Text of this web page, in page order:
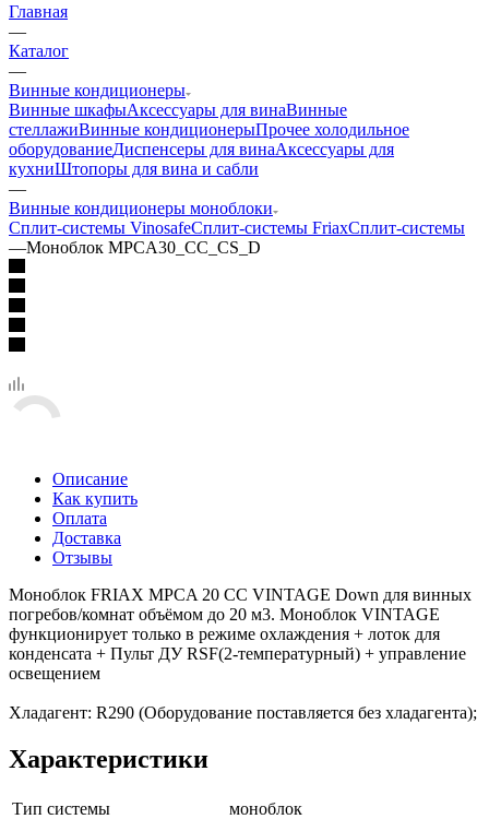
Главная
—
Каталог
—
Винные кондиционеры
Винные шкафыАксессуары для винаВинные
стеллажиВинные кондиционерыПрочее холодильное
оборудованиеДиспенсеры для винаАксессуары для
кухниШтопоры для вина и сабли
—
Винные кондиционеры моноблоки
Сплит-системы VinosafeСплит-системы FriaxСплит-системы
—Моноблок MPCA30_CC_CS_D
Описание
Как купить
Оплата
Доставка
Отзывы
Моноблок FRIAX MPCA 20 СС VINTAGE Down для винных
погребов/комнат объёмом до 20 м3. Моноблок VINTAGE
функционирует только в режиме охлаждения + лоток для
конденсата + Пульт ДУ RSF(2-температурный) + управление
освещением
Хладагент: R290 (Оборудование поставляется без хладагента);
Характеристики
Тип системы
моноблок